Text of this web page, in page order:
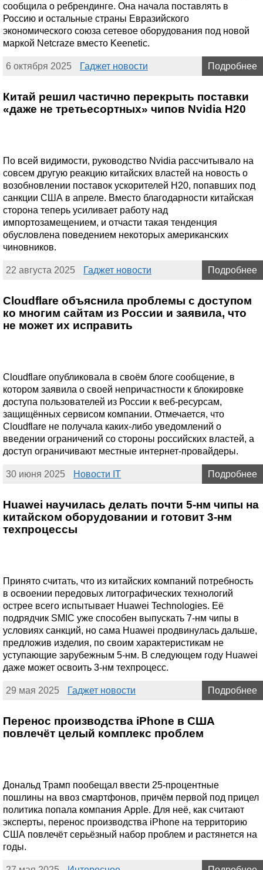
сообщила о ребрендинге. Она начала поставлять в
Россию и остальные страны Евразийского
экономического союза сетевое оборудования под новой
маркой Netcraze вместо Keenetic.
6 октября 2025 Гаджет новости Подробнее
Китай решил частично перекрыть поставки
«даже не третьесортных» чипов Nvidia H20
По всей видимости, руководство Nvidia рассчитывало на
совсем другую реакцию китайских властей на новость о
возобновлении поставок ускорителей H20, попавших под
санкции США в апреле. Вместо благодарности китайская
сторона теперь усиливает работу над
импортозамещением, и отчасти такая тенденция
обусловлена поведением некоторых американских
чиновников.
22 августа 2025 Гаджет новости Подробнее
Cloudflare объяснила проблемы с доступом
ко многим сайтам из России и заявила, что
не может их исправить
Cloudflare опубликовала в своём блоге сообщение, в
котором заявила о своей непричастности к блокировке
доступа пользователей из России к веб-ресурсам,
защищённых сервисом компании. Отмечается, что
Cloudflare не получала каких-либо уведомлений о
введении ограничений со стороны российских властей, а
доступ ограничивают местные интернет-провайдеры.
30 июня 2025 Новости IT Подробнее
Huawei научилась делать почти 5-нм чипы на
китайском оборудовании и готовит 3-нм
техпроцессы
Принято считать, что из китайских компаний потребность
в освоении передовых литографических технологий
острее всего испытывает Huawei Technologies. Её
подрядчик SMIC уже способен выпускать 7-нм чипы в
условиях санкций, но сама Huawei продвинулась дальше,
предложив изделия, по своим характеристикам не
уступающие зарубежным 5-нм. В следующем году Huawei
даже может освоить 3-нм техпроцесс.
29 мая 2025 Гаджет новости Подробнее
Перенос производства iPhone в США
повлечёт целый комплекс проблем
Дональд Трамп пообещал ввести 25-процентные
пошлины на ввоз смартфонов, причём первой под прицел
политика попала компания Apple. Для неё, как считают
эксперты, перенос производства iPhone на территорию
США повлечёт серьёзный набор проблем и растянется на
годы.